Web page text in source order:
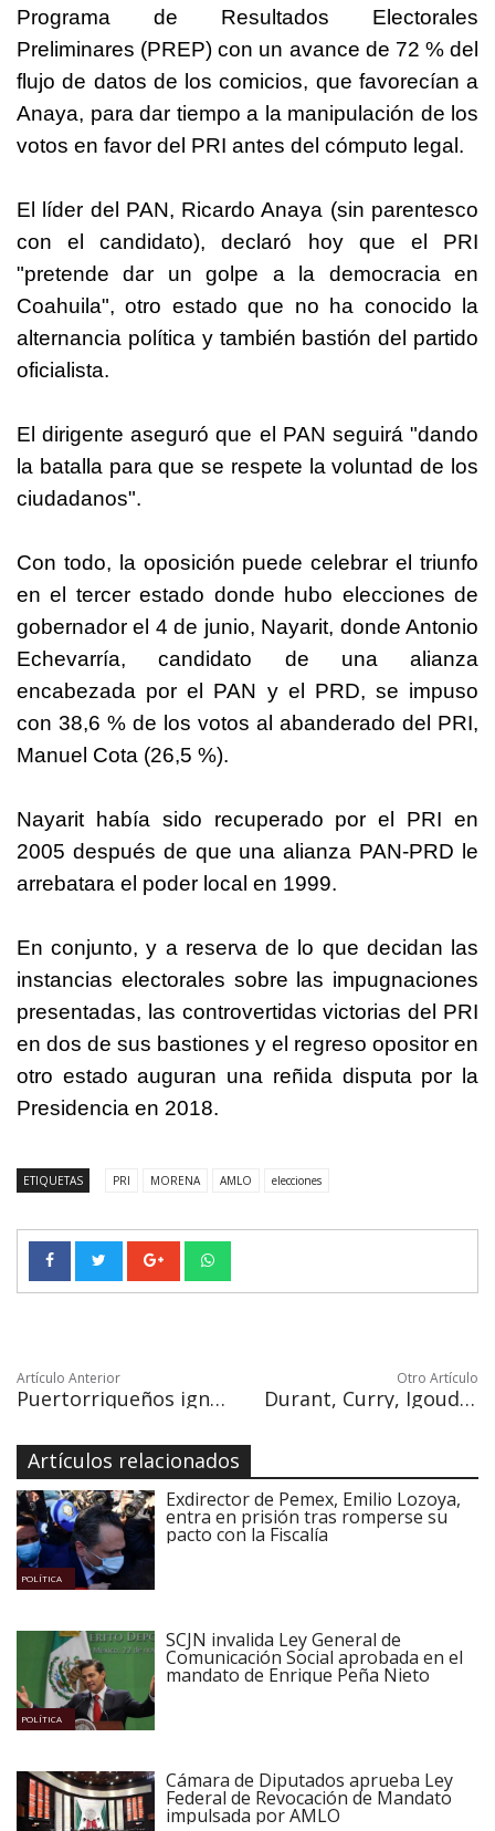
Programa de Resultados Electorales
Preliminares (PREP) con un avance de 72 % del
flujo de datos de los comicios, que favorecían a
Anaya, para dar tiempo a la manipulación de los
votos en favor del PRI antes del cómputo legal.
El líder del PAN, Ricardo Anaya (sin parentesco
con el candidato), declaró hoy que el PRI
"pretende dar un golpe a la democracia en
Coahuila", otro estado que no ha conocido la
alternancia política y también bastión del partido
oficialista.
El dirigente aseguró que el PAN seguirá "dando
la batalla para que se respete la voluntad de los
ciudadanos".
Con todo, la oposición puede celebrar el triunfo
en el tercer estado donde hubo elecciones de
gobernador el 4 de junio, Nayarit, donde Antonio
Echevarría, candidato de una alianza
encabezada por el PAN y el PRD, se impuso
con 38,6 % de los votos al abanderado del PRI,
Manuel Cota (26,5 %).
Nayarit había sido recuperado por el PRI en
2005 después de que una alianza PAN-PRD le
arrebatara el poder local en 1999.
En conjunto, y a reserva de lo que decidan las
instancias electorales sobre las impugnaciones
presentadas, las controvertidas victorias del PRI
en dos de sus bastiones y el regreso opositor en
otro estado auguran una reñida disputa por la
Presidencia en 2018.
ETIQUETAS PRI MORENA AMLO elecciones
Artículo Anterior
Puertorriqueños ignoran mayoritariamente el plebiscito sobre el estatus
Otro Artículo
Durant, Curry, Igoudala, bañan en confeti a los Warriors
Artículos relacionados
POLÍTICA
Exdirector de Pemex, Emilio Lozoya,
entra en prisión tras romperse su
pacto con la Fiscalía
POLÍTICA
SCJN invalida Ley General de
Comunicación Social aprobada en el
mandato de Enrique Peña Nieto
Cámara de Diputados aprueba Ley
Federal de Revocación de Mandato
impulsada por AMLO